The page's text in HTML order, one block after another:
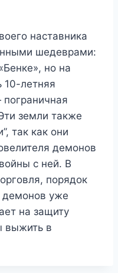
наставника
шедеврами:
но на
10-летняя
земли также
так как они
демонов
с ней. В
порядок
демонов уже
на защиту
выжить в